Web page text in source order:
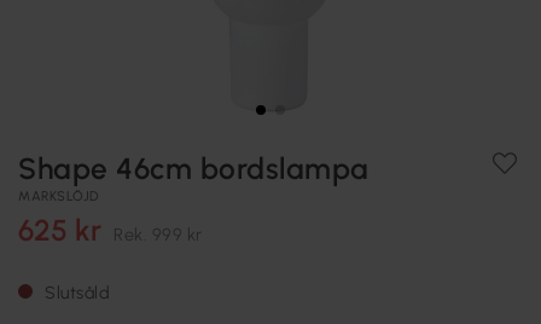
Shape 46cm bordslampa
MARKSLÖJD
625 kr Rek. 999 kr
Slutsåld